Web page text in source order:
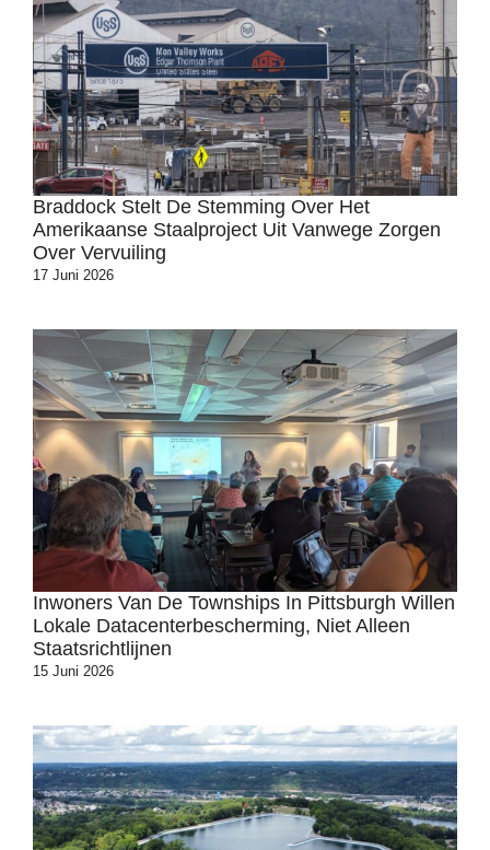
Braddock Stelt De Stemming Over Het
Amerikaanse Staalproject Uit Vanwege Zorgen
Over Vervuiling
17 Juni 2026
Inwoners Van De Townships In Pittsburgh Willen
Lokale Datacenterbescherming, Niet Alleen
Staatsrichtlijnen
15 Juni 2026